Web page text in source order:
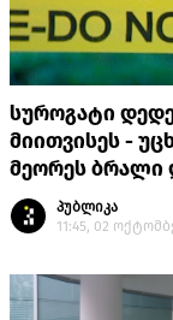
სუროგატი
მიითვისეს -
მეორეს ბრალი
პუბლიკა
11:45, 02